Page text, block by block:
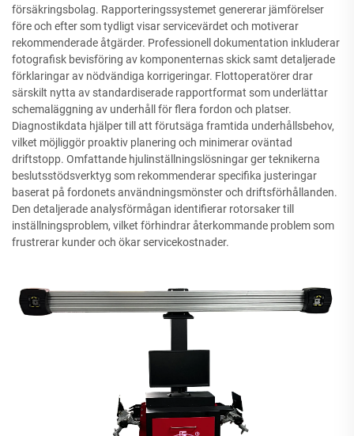
försäkringsbolag. Rapporteringssystemet genererar jämförelser
före och efter som tydligt visar servicevärdet och motiverar
rekommenderade åtgärder. Professionell dokumentation inkluderar
fotografisk bevisföring av komponenternas skick samt detaljerade
förklaringar av nödvändiga korrigeringar. Flottoperatörer drar
särskilt nytta av standardiserade rapportformat som underlättar
schemaläggning av underhåll för flera fordon och platser.
Diagnostikdata hjälper till att förutsäga framtida underhållsbehov,
vilket möjliggör proaktiv planering och minimerar oväntad
driftstopp. Omfattande hjulinställningslösningar ger teknikerna
beslutsstödsverktyg som rekommenderar specifika justeringar
baserat på fordonets användningsmönster och driftsförhållanden.
Den detaljerade analysförmågan identifierar rotorsaker till
inställningsproblem, vilket förhindrar återkommande problem som
frustrerar kunder och ökar servicekostnader.